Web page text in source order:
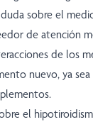
sobre el
de atención
de los
nuevo, ya
el